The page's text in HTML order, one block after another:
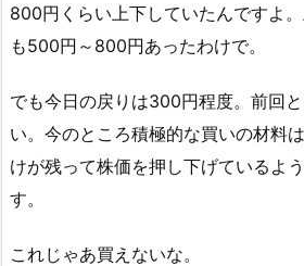
800円くらい上下していたんですよ
も500円～800円あったわけで。
でも今日の戻りは300円程度。前回
い。今のところ積極的な買いの材料
けが残って株価を押し下げているよ
す。
これじゃあ買えないな。